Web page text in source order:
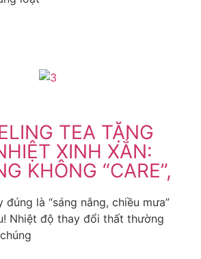
TEA TẶNG
XINH XẮN:
KHÔNG “CARE”,
là “sáng nắng, chiều mưa”
Nhiệt độ thay đổi thất thường